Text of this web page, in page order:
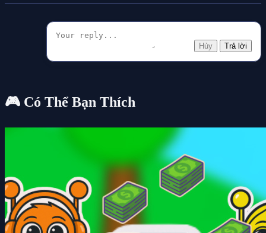
Hủy Trả lời
🎮 Có Thể Bạn Thích